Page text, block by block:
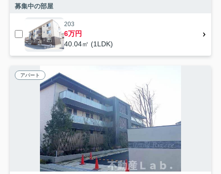
募集中の部屋
203
6万円
40.04㎡ (1LDK)
アパート